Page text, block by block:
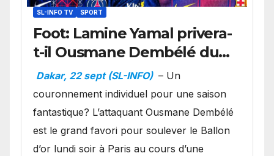
SL-INFO TV SPORT
Foot: Lamine Yamal privera-
t-il Ousmane Dembélé du
Ballon d’or ?
Dakar, 22 sept (SL-INFO) – Un
couronnement individuel pour une saison
fantastique? L’attaquant Ousmane Dembélé
est le grand favori pour soulever le Ballon
d’or lundi soir à Paris au cours d’une